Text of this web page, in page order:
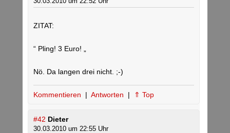
ZITAT:
“ Pling! 3 Euro! „
Nö. Da langen drei nicht. ;-)
Kommentieren | Antworten | ⇑ Top
#42 Dieter
30.03.2010 um 22:55 Uhr